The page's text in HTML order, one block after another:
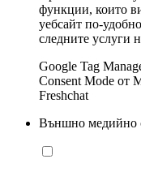
функции, които
уебсайт по-
следните услуги
Google Tag
Consent Mode от
Freshchat
Външно медийно